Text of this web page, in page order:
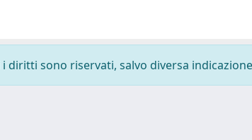
sono riservati, salvo diversa